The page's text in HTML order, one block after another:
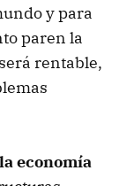
y para
paren la
rentable,
la economía